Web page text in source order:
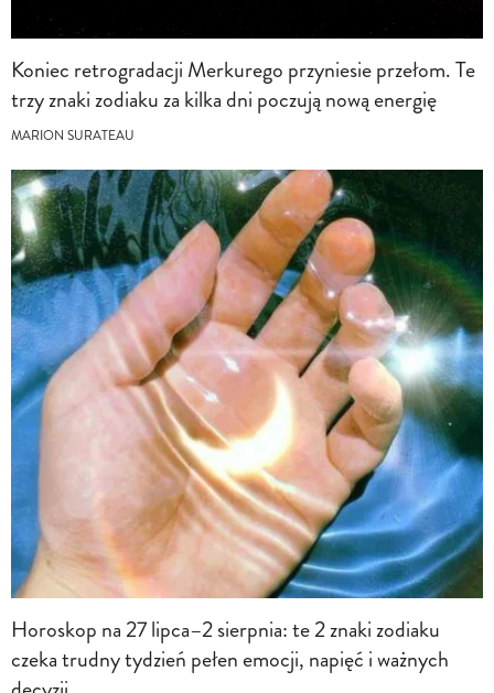
Koniec retrogradacji Merkurego przyniesie przełom. Te
trzy znaki zodiaku za kilka dni poczują nową energię
MARION SURATEAU
Horoskop na 27 lipca–2 sierpnia: te 2 znaki zodiaku
czeka trudny tydzień pełen emocji, napięć i ważnych